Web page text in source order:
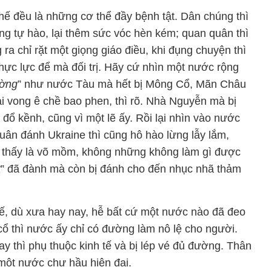
đều là những cơ thể đầy bệnh tật. Dân chúng thì
tự hào, lại thêm sức vóc hèn kém; quan quân thì
chỉ rặt một giọng giáo điều, khi đụng chuyện thì
lực để mà đối trị. Hãy cứ nhìn một nước rộng
” như nước Tàu mà hết bị Mông Cổ, Mãn Châu
vong ê chề bao phen, thì rõ. Nhà Nguyễn mà bị
kềnh, cũng vì một lẽ ấy. Rồi lại nhìn vào nước
đánh Ukraine thì cũng hô hào lừng lẫy lắm,
là võ mồm, không những không làm gì được
” đã đành mà còn bị đánh cho đến nhục nhã thảm
dù xưa hay nay, hễ bất cứ một nước nào đã đeo
thì nước ấy chỉ có đường làm nô lệ cho người.
thì phụ thuộc kinh tế và bị lép vé đủ đường. Thân
nước chư hầu hiện đại.